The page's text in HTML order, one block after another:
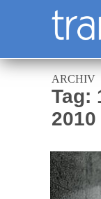
ARCHIV
Tag:
2010